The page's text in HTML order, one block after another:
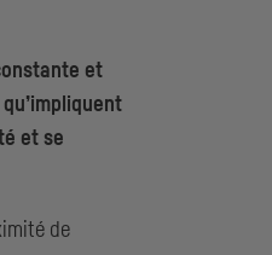
et
et se
de